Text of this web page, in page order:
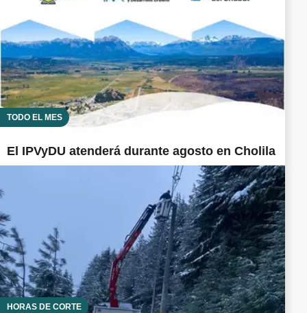
TODO EL MES
El IPVyDU atenderá durante agosto en Cholila
HORAS DE CORTE